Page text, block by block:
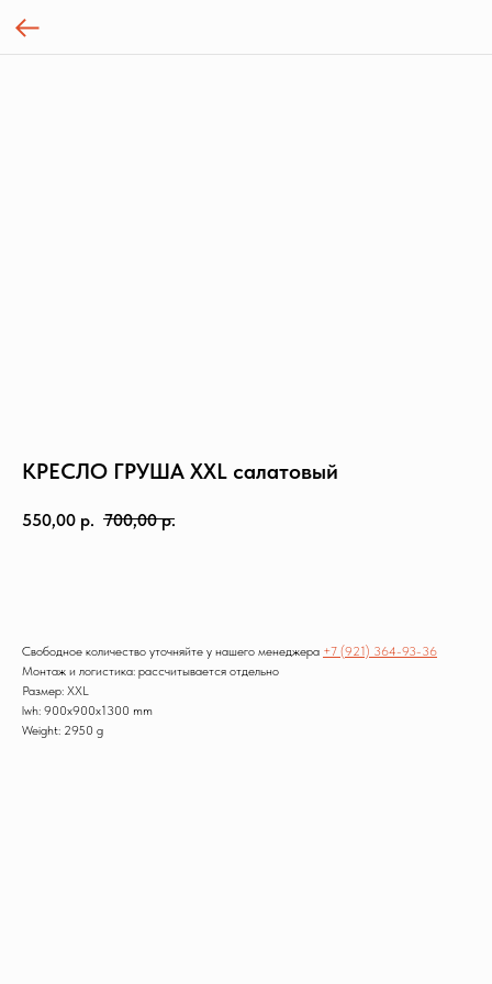
КРЕСЛО ГРУША XXL салатовый
550,00 р. 700,00 р.
Свободное количество уточняйте у нашего менеджера +7 (921) 364-93-36
Монтаж и логистика: рассчитывается отдельно
Размер: XXL
lwh: 900x900x1300 mm
Weight: 2950 g